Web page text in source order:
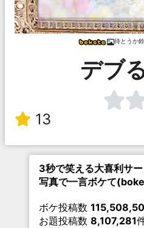
待とうか
デブ
13
3秒で笑える大喜利サ
写真で一言ボケて
ボケ投稿数
お題投稿数 8,107,281